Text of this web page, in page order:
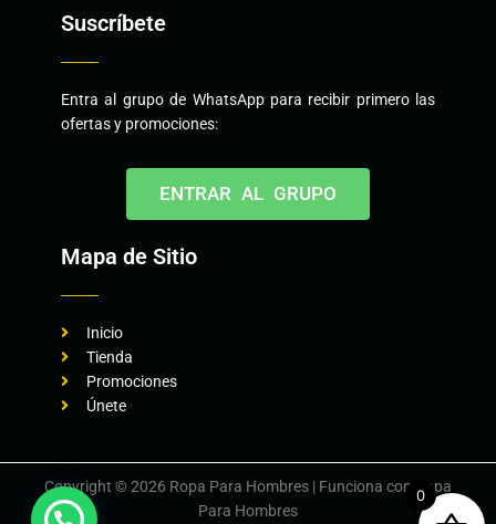
Suscríbete
Entra al grupo de WhatsApp para recibir primero las
ofertas y promociones:
ENTRAR AL GRUPO
Mapa de Sitio
Inicio
Tienda
Promociones
Únete
Copyright © 2026 Ropa Para Hombres | Funciona con Ropa
Para Hombres
0